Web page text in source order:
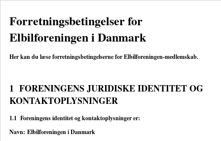
Forretningsbetingelser for
Elbilforeningen i Danmark
Her kan du læse forretningsbetingelserne for Elbilforeningen-medlemskab.
1 FORENINGENS JURIDISKE IDENTITET OG
KONTAKTOPLYSNINGER
1.1 Foreningens identitet og kontaktoplysninger er:
Navn: Elbilforeningen i Danmark